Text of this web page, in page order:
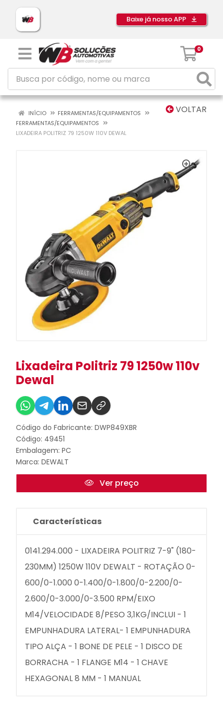
Baixe já nosso APP
0
VOLTAR
INÍCIO
FERRAMENTAS/EQUIPAMENTOS
FERRAMENTAS/EQUIPAMENTOS
LIXADEIRA POLITRIZ 79 1250W 110V DEWAL
Lixadeira Politriz 79 1250w 110v
Dewal
Código do Fabricante: DWP849XBR
Código: 49451
Embalagem: PC
Marca: DEWALT
Ver preço
Características
0141.294.000 - LIXADEIRA POLITRIZ 7-9" (180-
230MM) 1250W 110V DEWALT - ROTAÇÃO 0-
600/0-1.000 0-1.400/0-1.800/0-2.200/0-
2.600/0-3.000/0-3.500 RPM/EIXO
M14/VELOCIDADE 8/PESO 3,1KG/INCLUI - 1
EMPUNHADURA LATERAL- 1 EMPUNHADURA
TIPO ALÇA - 1 BONE DE PELE - 1 DISCO DE
BORRACHA - 1 FLANGE M14 - 1 CHAVE
HEXAGONAL 8 MM - 1 MANUAL